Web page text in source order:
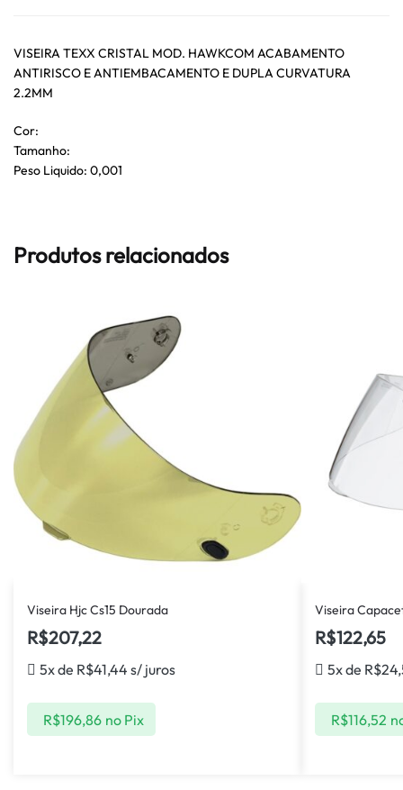
VISEIRA TEXX CRISTAL MOD. HAWKCOM ACABAMENTO
ANTIRISCO E ANTIEMBACAMENTO E DUPLA CURVATURA
2.2MM
Cor:
Tamanho:
Peso Liquido: 0,001
Produtos relacionados
Viseira Hjc Cs15 Dourada
R$207,22
5x de R$41,44 s/ juros
R$196,86 no Pix
Viseira
R$122,65
5x de R$
R$116,52